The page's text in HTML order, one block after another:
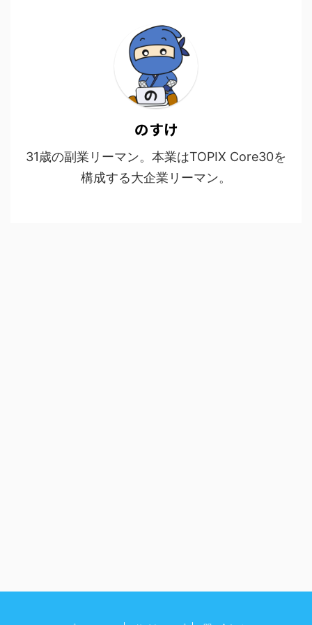
のすけ
31歳の副業リーマン。本業はTOPIX Core30を
構成する大企業リーマン。